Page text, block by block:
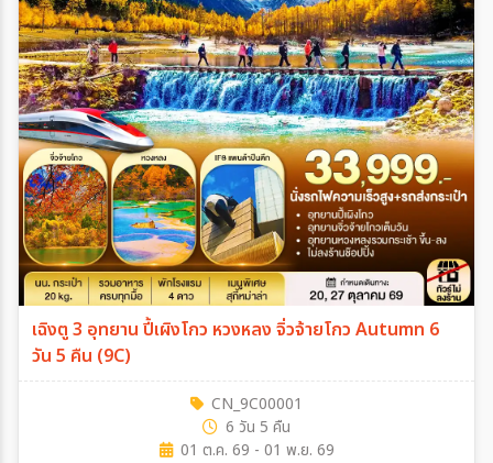
เฉิงตู 3 อุทยาน ปี้เผิงโกว หวงหลง จิ่วจ้ายโกว Autumn 6
วัน 5 คืน (9C)
CN_9C00001
6 วัน 5 คืน
01 ต.ค. 69 - 01 พ.ย. 69